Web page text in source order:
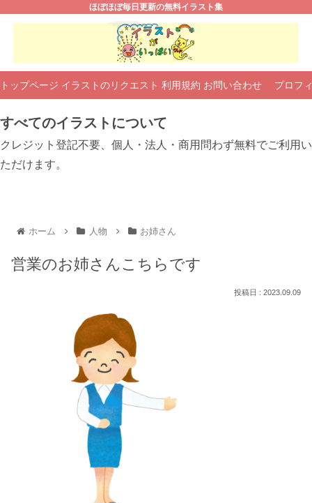
ほぼほぼ毎日更新の無料イラスト集
トップページ イラストのリクエスト 利用規約 お問い合わせ プロフ
すべてのイラストについて
クレジット登記不要、個人・法人・商用問わず無料でご利用い
ただけます。
ホーム 人物 お姉さん
営業のお姉さんこちらです
2023.09.09